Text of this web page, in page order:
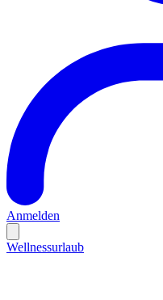
Anmelden
Wellnessurlaub